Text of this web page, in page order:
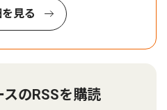
見る
のRSSを購読